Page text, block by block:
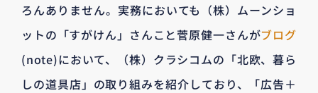
ろんありません。実務においても（株）ムーンショ
ットの「すがけん」さんこと菅原健一さんがブログ
(note)において、（株）クラシコムの「北欧、暮ら
しの道具店」の取り組みを紹介しており、「広告＋